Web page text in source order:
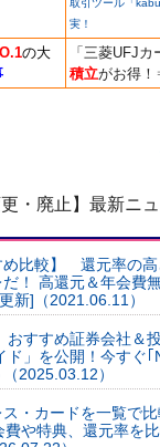
取引ツール「
実！
の大
「三菱UFJ
積立がお得！
・廃止】最新ニ
め比較】 還元率の
！ 高還元＆年会費
新]（2021.06.11）
おすすめ証券会社＆
ド」を公開！今すぐ
2025.03.12）
ス・カードを一覧で
や特典、還元率を